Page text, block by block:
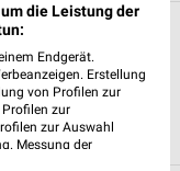
Dormagen. Hier
von Dormagen.
die Leistung der
Endgerät.
Erstellung
von Profilen zur
zur
zur Auswahl
Messung der